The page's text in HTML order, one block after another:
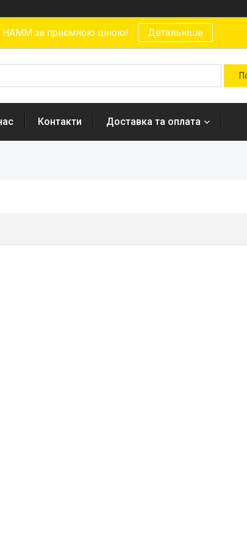
HAMM за приємною ціною! Детальніше
Контакти Доставка та оплата